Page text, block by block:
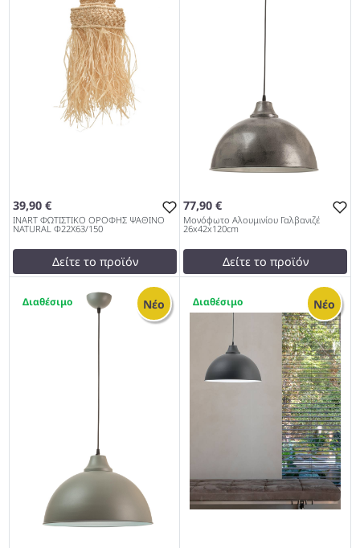
39,90 €
INART ΦΩΤΙΣΤΙΚΟ ΟΡΟΦΗΣ ΨΑΘΙΝΟ
NATURAL Φ22Χ63/150
Δείτε το προϊόν
testFalse
INART ΦΩΤΙΣΤΙΚΟ ΟΡΟΦΗΣ
ΨΑΘΙΝΟ NATURAL
77,90 €
Μονόφωτο Αλουμινίου Γαλβανιζέ
26x42x120cm
Δείτε το προϊόν
testFalse
Μονόφωτο Αλουμινίου
Γαλβανιζέ 26x42x120cm
Νέο Νέο